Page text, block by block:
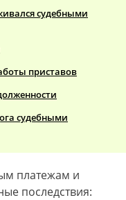
судебными
приставов
судебными
платежам и
последствия: